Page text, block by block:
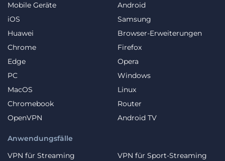
Mobile Geräte
Android
iOS
Samsung
Huawei
Browser-Erweiterungen
Chrome
Firefox
Edge
Opera
PC
Windows
MacOS
Linux
Chromebook
Router
OpenVPN
Android TV
Anwendungsfälle
VPN für Streaming
VPN für Sport-Streaming